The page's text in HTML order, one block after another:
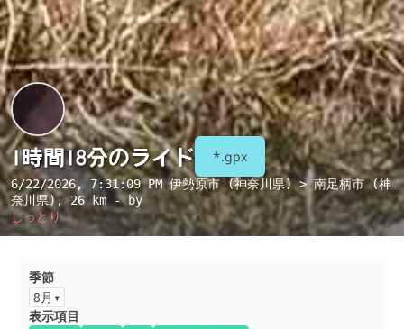
1時間18分のライド *.gpx
6/22/2026, 7:31:09 PM伊勢原市 (神奈川県) > 南足柄市 (神
奈川県), 26 km - by
しっとり
季節
8月
表示項目